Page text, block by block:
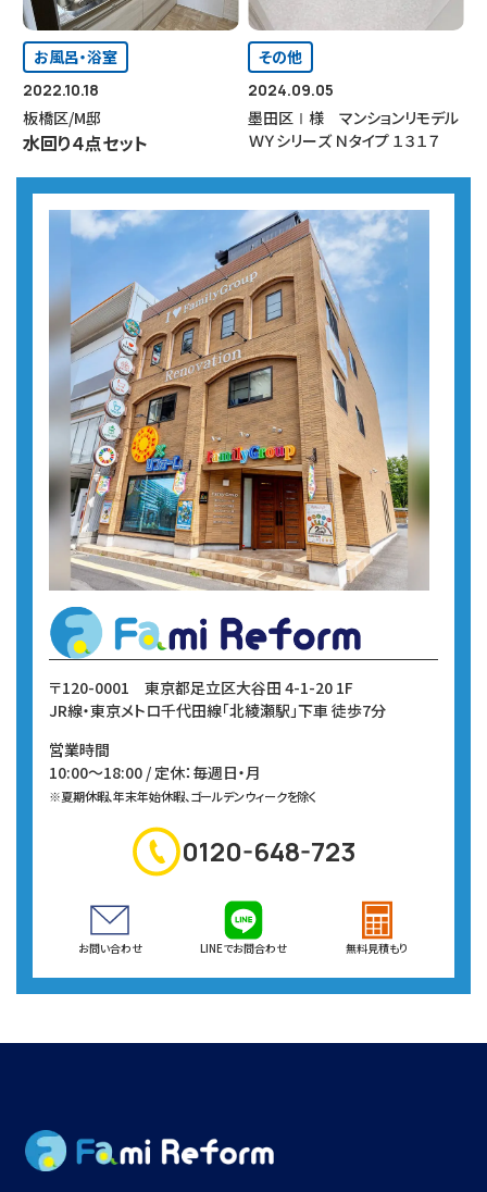
お風呂・浴室
2022.10.18
板橋区/M邸
水回り４点セット
その他
2024.09.05
墨田区Ⅰ様 マンションリモデル
ＷＹシリーズ Ｎタイプ １３１７
〒120-0001 東京都足立区大谷田 4-1-20 1F
JR線・東京メトロ千代田線「北綾瀬駅」下車 徒歩7分
営業時間
10:00～18:00 / 定休：毎週日・月
※夏期休暇、年末年始休暇、ゴールデンウィークを除く
0120-648-723
お問い合わせ LINEでお問合わせ 無料見積もり